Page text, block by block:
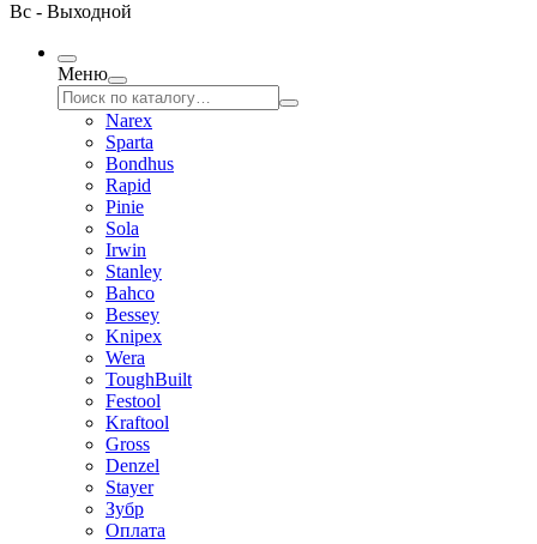
Вс - Выходной
Меню
Narex
Sparta
Bondhus
Rapid
Pinie
Sola
Irwin
Stanley
Bahco
Bessey
Knipex
Wera
ToughBuilt
Festool
Kraftool
Gross
Denzel
Stayer
Зубр
Оплата